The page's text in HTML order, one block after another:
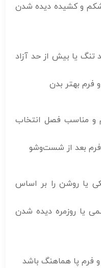
شکم و کشیده دیده شدن
تنگ یا بیش از حد آزاد
فرم بهتر بدن
و مناسب فصل انتخاب
بعد از شست‌وشو
یا روشن را بر اساس
یا روزمره دیده شدن
فرم پا هماهنگ باشد